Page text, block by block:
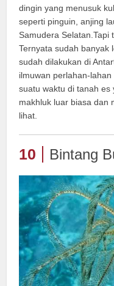
dingin yang menusuk
seperti pinguin, anjing
Samudera Selatan.Tapi
Ternyata sudah banyak
sudah dilakukan di
ilmuwan perlahan-
suatu waktu di tanah
makhluk luar biasa dan
lihat.
10 Bintang